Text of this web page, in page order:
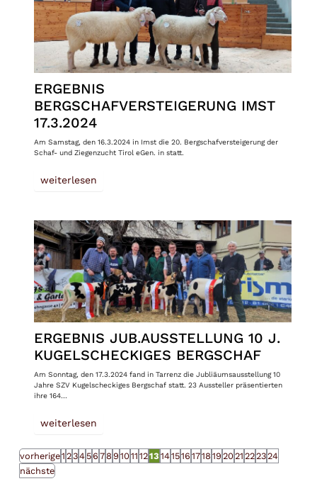
ERGEBNIS
BERGSCHAFVERSTEIGERUNG IMST
17.3.2024
Am Samstag, den 16.3.2024 in Imst die 20. Bergschafversteigerung der
Schaf- und Ziegenzucht Tirol eGen. in statt.
weiterlesen
ERGEBNIS JUB.AUSSTELLUNG 10 J.
KUGELSCHECKIGES BERGSCHAF
Am Sonntag, den 17.3.2024 fand in Tarrenz die Jubliäumsausstellung 10
Jahre SZV Kugelscheckiges Bergschaf statt. 23 Aussteller präsentierten
ihre 164…
weiterlesen
vorherige1 234 56 7 8 9 1011 1213 141516 1718 19 2021 222324
nächste